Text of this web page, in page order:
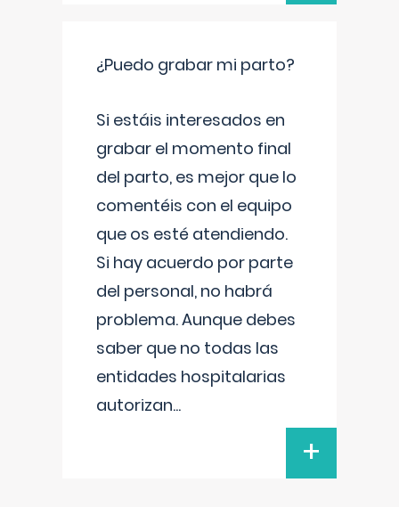
¿Puedo grabar mi parto?
Si estáis interesados en
grabar el momento final
del parto, es mejor que lo
comentéis con el equipo
que os esté atendiendo.
Si hay acuerdo por parte
del personal, no habrá
problema. Aunque debes
saber que no todas las
entidades hospitalarias
autorizan...
+